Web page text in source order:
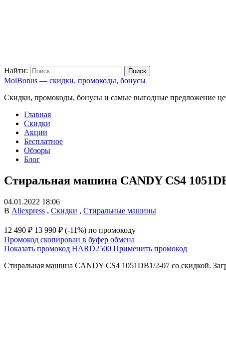
Найти:
MoiBonus — скидки, промокоды, бонусы
Скидки, промокоды, бонусы и самые выгодные предложение
Главная
Скидки
Акции
Бесплатное
Обзоры
Блог
Стиральная машина CANDY CS4
04.01.2022 18:06
В Aliexpress , Скидки , Стиральные машины
12 490 ₽ 13 990 ₽ (-11%) по промокоду
Промокод скопирован в буфер обмена
Показать промокод HARD2500 Применить промокод
Стиральная машина CANDY CS4 1051DB1/2-07 со скидкой.